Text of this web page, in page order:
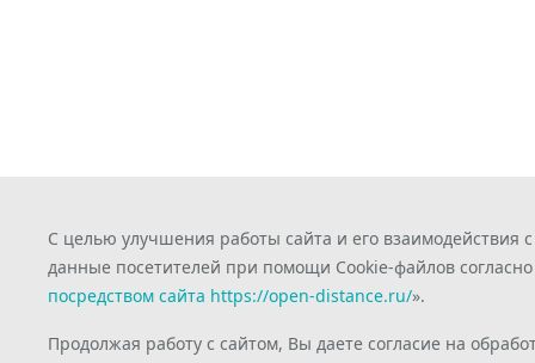
С целью улучшения работы сайта и его
данные посетителей при помощи Cookie-файлов согласно
посредством сайта https://open-distance.ru/».
Продолжая работу с сайтом, Вы даете согласие на